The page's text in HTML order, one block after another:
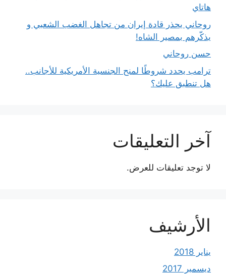
هاتاي
روحاني يحذر قادة إيران من تجاهل الغضب الشعبي و
يذكّرهم بمصير الشاه!
حسن روحاني
ترامب يحدد شروطًا لمنح الجنسية الأمريكية للأجانب..
هل تنطبق عليك؟
آخر التعليقات
لا توجد تعليقات للعرض.
الأرشيف
يناير 2018
ديسمبر 2017